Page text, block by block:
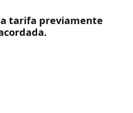
tarifa previamente